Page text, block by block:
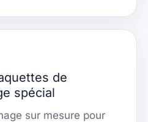
de
spécial
sur mesure pour